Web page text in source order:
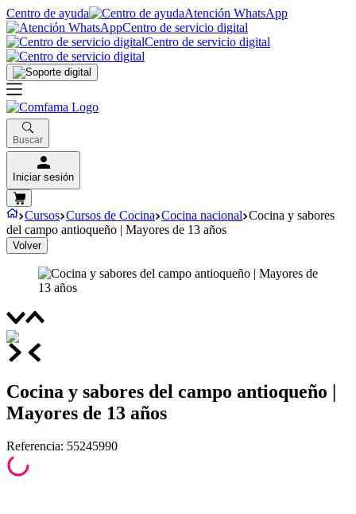
Centro de ayuda
Atención WhatsApp
Centro de servicio digital
Centro de servicio digital
Buscar
Iniciar sesión
Cursos Cursos de Cocina Cocina nacional Cocina y sabores
del campo antioqueño | Mayores de 13 años
Volver
Cocina y sabores del campo antioqueño |
Mayores de 13 años
Referencia: 55245990